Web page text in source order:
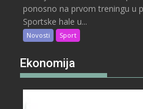
ponosno na prvom treningu u
Sportske hale u...
Novosti Sport
Ekonomija